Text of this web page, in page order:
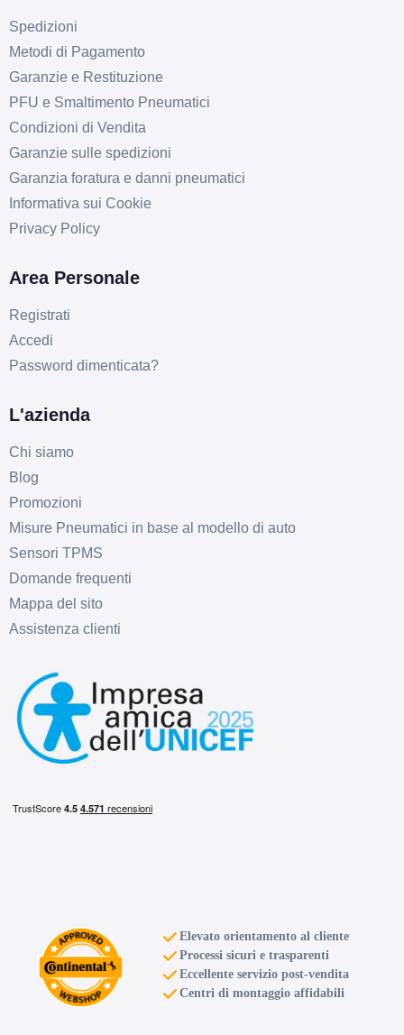
Spedizioni
Metodi di Pagamento
Garanzie e Restituzione
PFU e Smaltimento Pneumatici
Condizioni di Vendita
Garanzie sulle spedizioni
Garanzia foratura e danni pneumatici
Informativa sui Cookie
Privacy Policy
Area Personale
Registrati
Accedi
Password dimenticata?
L'azienda
Chi siamo
Blog
Promozioni
Misure Pneumatici in base al modello di auto
Sensori TPMS
Domande frequenti
Mappa del sito
Assistenza clienti
Elevato orientamento al cliente
Processi sicuri e trasparenti
Eccellente servizio post-vendita
Centri di montaggio affidabili